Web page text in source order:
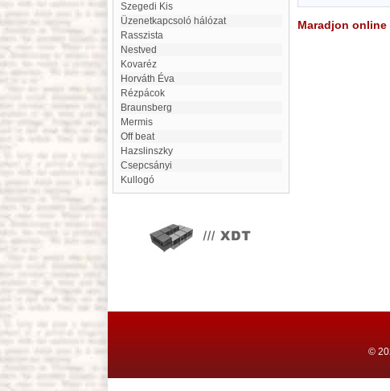
Szegedi Kis
üzenetkapcsoló hálózat
Rasszista
Nestved
Kovaréz
Horváth Éva
Rézpácok
Braunsberg
Mermis
off beat
Hazslinszky
Csepcsányi
Kullogó
Maradjon
©